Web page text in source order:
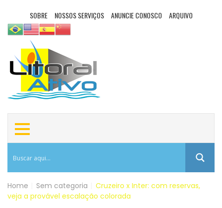
SOBRE NOSSOS SERVIÇOS ANUNCIE CONOSCO ARQUIVO
Home Sem categoria
Cruzeiro x Inter: com reservas,
veja a provável escalação colorada